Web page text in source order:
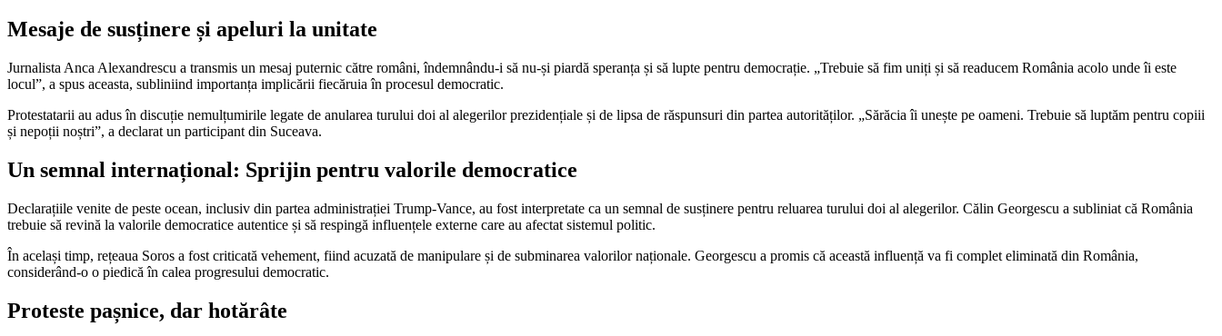
Mesaje de susținere și apeluri la unitate
Jurnalista Anca Alexandrescu a transmis un mesaj puternic către români, îndemnându-i să nu-și piardă speranța și să lupte pentru democrație. „Trebuie să fim uniți și să readucem România acolo unde îi este
locul”, a spus aceasta, subliniind importanța implicării fiecăruia în procesul democratic.
Protestatarii au adus în discuție nemulțumirile legate de anularea turului doi al alegerilor prezidențiale și de lipsa de răspunsuri din partea autorităților. „Sărăcia îi unește pe oameni. Trebuie să luptăm pentru copiii
și nepoții noștri”, a declarat un participant din Suceava.
Un semnal internațional: Sprijin pentru valorile democratice
Declarațiile venite de peste ocean, inclusiv din partea administrației Trump-Vance, au fost interpretate ca un semnal de susținere pentru reluarea turului doi al alegerilor. Călin Georgescu a subliniat că România
trebuie să revină la valorile democratice autentice și să respingă influențele externe care au afectat sistemul politic.
În același timp, rețeaua Soros a fost criticată vehement, fiind acuzată de manipulare și de subminarea valorilor naționale. Georgescu a promis că această influență va fi complet eliminată din România,
considerând-o o piedică în calea progresului democratic.
Proteste pașnice, dar hotărâte